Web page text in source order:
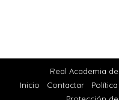
Real Academia
Inicio
Contactar